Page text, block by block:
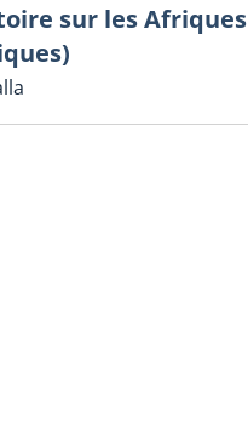
sur les Afriques